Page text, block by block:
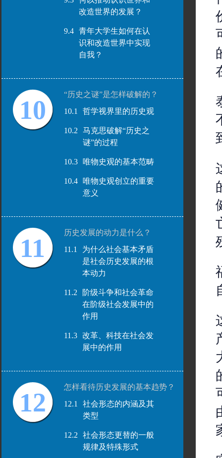
改造世界的发展？
9.4
青年大学生如何在认
识和改造世界中实现
自我？
10
“历史之谜”是怎样破解的？
10.1
哲学视界里的历史观
10.2
马克思破解“历史之
谜”的过程
10.3 唯物史观的基本范畴
10.4
唯物史观创立的重要
意义
11
历史发展的动力是什么？
11.1
为什么社会基本矛盾
是社会历史发展的根
本动力
11.2
阶级斗争和社会革命
在阶级社会发展中的
作用
11.3
改革、科技在社会发
展中的作用
12
怎样看待历史发展的基本趋势？
12.1
社会形态的内涵及其
类型
12.2
社会形态更替的一般
规律及特殊形式